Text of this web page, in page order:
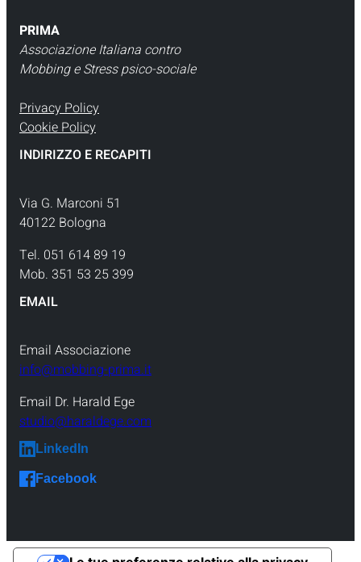
PRIMA
Associazione Italiana contro
Mobbing e Stress psico-sociale
Privacy Policy
Cookie Policy
INDIRIZZO E RECAPITI
Via G. Marconi 51
40122 Bologna
Tel. 051 614 89 19
Mob. 351 53 25 399
EMAIL
Email Associazione
info@mobbing-prima.it
Email Dr. Harald Ege
studio@haraldege.com
LinkedIn
Facebook